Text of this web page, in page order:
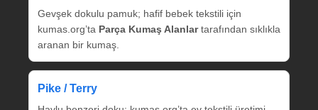
Gevşek dokulu pamuk; hafif bebek tekstili için
kumas.org’ta Parça Kumaş Alanlartarafından sıklıkla
aranan bir kumaş.
Pike / Terry